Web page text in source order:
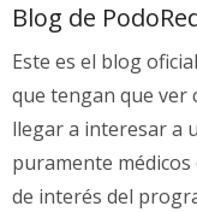
Blog de
Este es el blog
que tengan que ver
llegar a interesar a
puramente
de interés del